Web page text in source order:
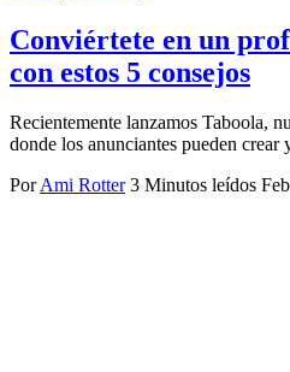
Conviértete en un
con estos 5 consejos
Recientemente lanzamos Taboola,
donde los anunciantes pueden crear
PorAmi Rotter 3 Minutos leídos